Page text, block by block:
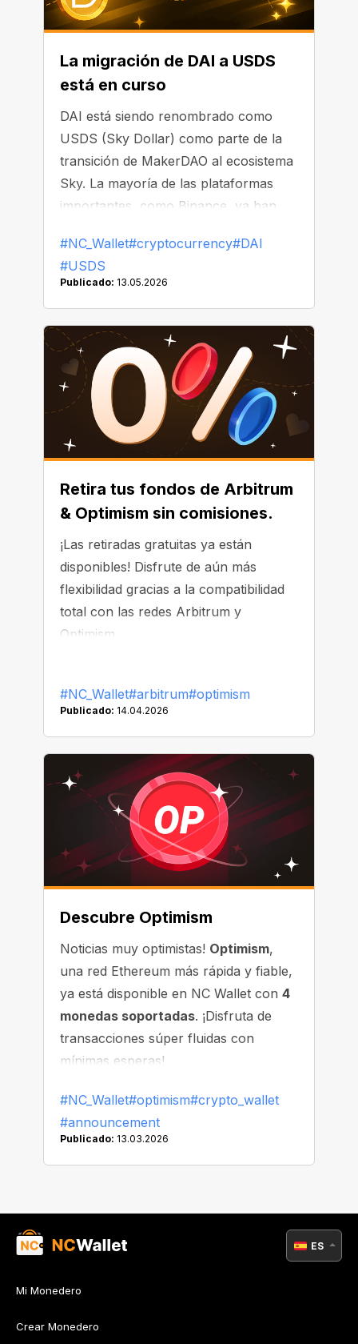
La migración de DAI a USDS
está en curso
DAI está siendo renombrado como
USDS (Sky Dollar) como parte de la
transición de MakerDAO al ecosistema
Sky. La mayoría de las plataformas
importantes, como Binance, ya han
DAI de sus listados.
#NC_Wallet#cryptocurrency#DAI
#USDS
Publicado: 13.05.2026
Retira tus fondos de Arbitrum
& Optimism sin comisiones.
¡Las retiradas gratuitas ya están
disponibles! Disfrute de aún más
flexibilidad gracias a la compatibilidad
total con las redes Arbitrum y
Optimism.
#NC_Wallet#arbitrum#optimism
Publicado: 14.04.2026
Descubre Optimism
Noticias muy optimistas! Optimism,
una red Ethereum más rápida y fiable,
ya está disponible en NC Wallet con 4
monedas soportadas. ¡Disfruta de
transacciones súper fluidas con
mínimas esperas!
#NC_Wallet#optimism#crypto_wallet
#announcement
Publicado: 13.03.2026
Mi Monedero
Crear Monedero
ES